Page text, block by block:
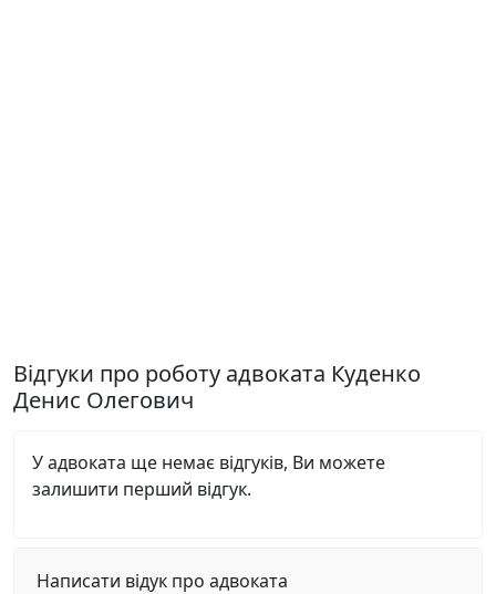
Відгуки про роботу адвоката Куденко
Денис Олегович
У адвоката ще немає відгуків, Ви можете
залишити перший відгук.
Написати відук про адвоката